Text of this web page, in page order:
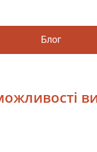
Блог